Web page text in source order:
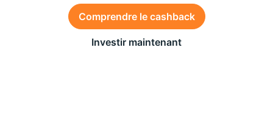
Comprendre le cashback
Investir maintenant